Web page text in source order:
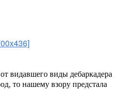
видавшего виды дебаркадера
то нашему взору предстала